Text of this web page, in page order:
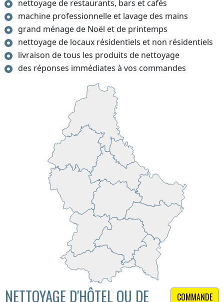
nettoyage de restaurants, bars et cafés
machine professionnelle et lavage des mains
grand ménage de Noël et de printemps
nettoyage de locaux résidentiels et non résidentiels
livraison de tous les produits de nettoyage
des réponses immédiates à vos commandes
COMMANDE
NETTOYAGE D'HÔTEL OU DE